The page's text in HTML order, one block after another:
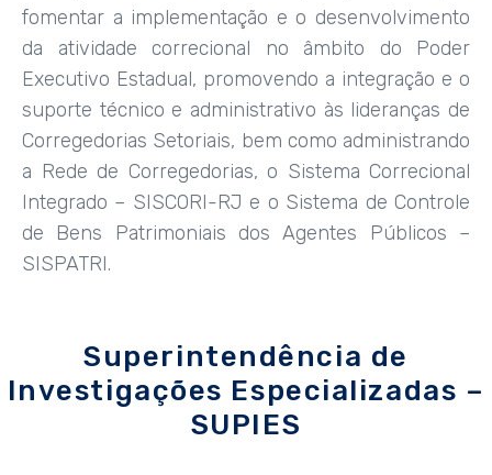
fomentar a implementação e o desenvolvimento
da atividade correcional no âmbito do Poder
Executivo Estadual, promovendo a integração e o
suporte técnico e administrativo às lideranças de
Corregedorias Setoriais, bem como administrando
a Rede de Corregedorias, o Sistema Correcional
Integrado – SISCORI-RJ e o Sistema de Controle
de Bens Patrimoniais dos Agentes Públicos –
SISPATRI.
Superintendência de
Investigações Especializadas –
SUPIES